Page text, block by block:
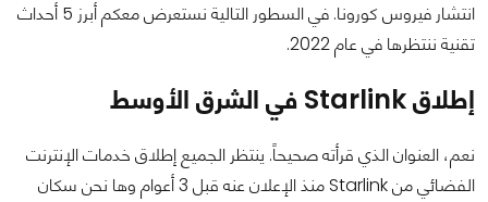
انتشار فيروس كورونا. في السطور التالية نستعرض معكم أبرز 5 أحداث
تقنية ننتظرها في عام 2022.
إطلاق Starlink في الشرق الأوسط
نعم، العنوان الذي قرأته صحيحاً. ينتظر الجميع إطلاق خدمات الإنترنت
الفضائي من Starlink منذ الإعلان عنه قبل 3 أعوام وها نحن سكان